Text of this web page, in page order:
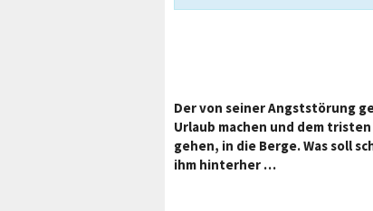
Der von seiner Angststörung
Urlaub machen und dem
gehen, in die Berge. Was soll
ihm hinterher …